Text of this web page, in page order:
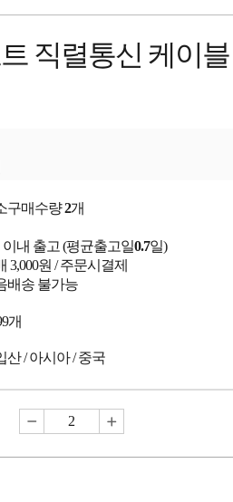
직렬통신 케이블
구매수량2개
이내 출고 (평균출고일0.7일)
3,000원 / 주문시결제
배송 불가능
개
산 / 아시아 / 중국